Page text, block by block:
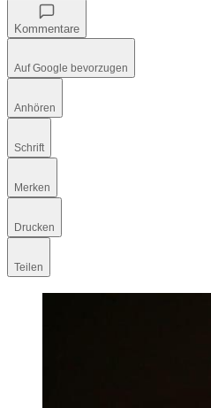
Kommentare
Auf Google bevorzugen
Anhören
Schrift
Merken
Drucken
Teilen